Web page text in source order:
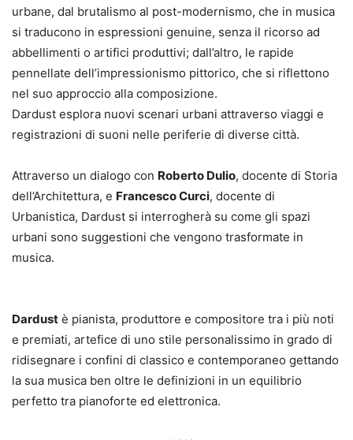
urbane, dal brutalismo al post-modernismo, che in musica
si traducono in espressioni genuine, senza il ricorso ad
abbellimenti o artifici produttivi; dall’altro, le rapide
pennellate dell’impressionismo pittorico, che si riflettono
nel suo approccio alla composizione.
Dardust esplora nuovi scenari urbani attraverso viaggi e
registrazioni di suoni nelle periferie di diverse città.
Attraverso un dialogo con Roberto Dulio, docente di Storia
dell’Architettura, e Francesco Curci, docente di
Urbanistica, Dardust si interrogherà su come gli spazi
urbani sono suggestioni che vengono trasformate in
musica.
Dardust è pianista, produttore e compositore tra i più noti
e premiati, artefice di uno stile personalissimo in grado di
ridisegnare i confini di classico e contemporaneo gettando
la sua musica ben oltre le definizioni in un equilibrio
perfetto tra pianoforte ed elettronica.